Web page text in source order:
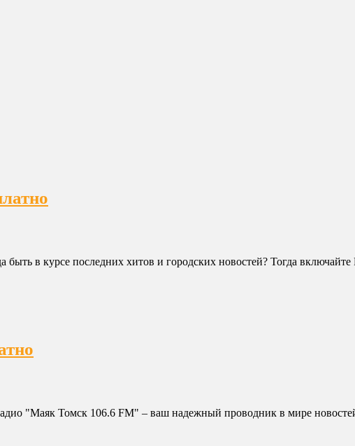
в курсе последних хитов и городских новостей? Тогда
"Маяк Томск 106.6 FM" – ваш надежный проводник в мире